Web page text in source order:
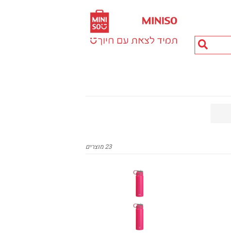
חיפוש
מוצרים...
23 מוצרים